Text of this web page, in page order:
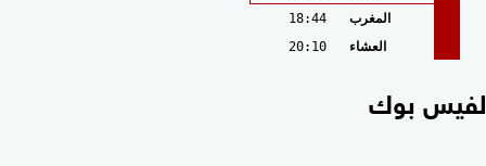
المغرب
18:44
العشاء
20:10
بوك